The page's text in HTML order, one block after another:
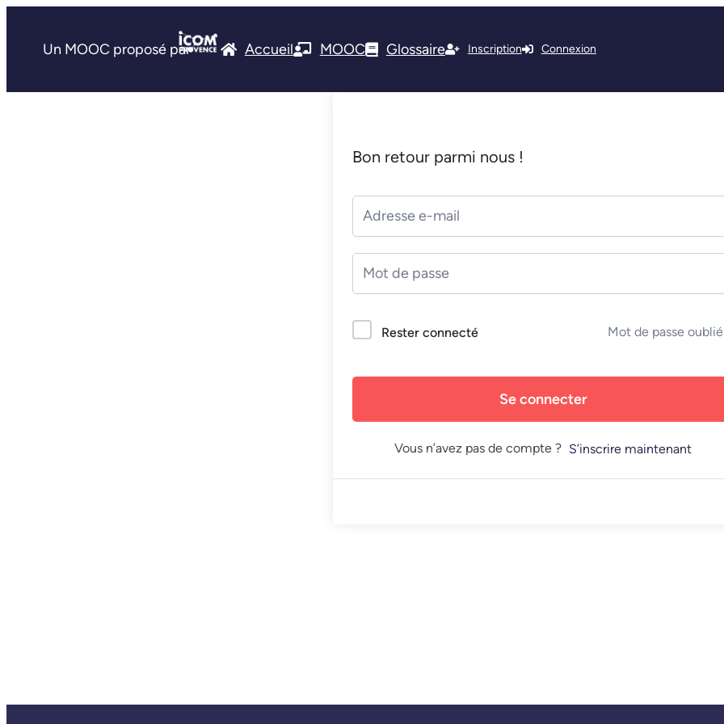
Un MOOC proposé par Accueil MOOC Glossaire Inscription Connexion
Bon retour parmi nous !
Rester connecté Mot de passe
Se connecter
Vous n’avez pas de compte ? S’inscrire maintenant